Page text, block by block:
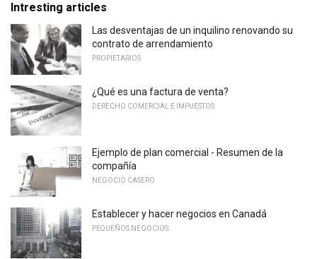
Intresting articles
Las desventajas de un inquilino renovando su
contrato de arrendamiento
PROPIETARIOS
¿Qué es una factura de venta?
DERECHO COMERCIAL E IMPUESTOS
Ejemplo de plan comercial - Resumen de la
compañía
NEGOCIO CASERO
Establecer y hacer negocios en Canadá
PEQUEÑOS NEGOCIOS